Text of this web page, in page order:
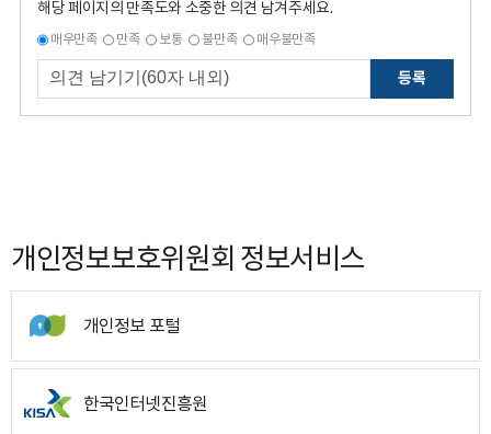
해당 페이지의 만족도와 소중한 의견 남겨주세요.
매우만족 만족 보통 불만족 매우불만족
등록
개인정보보호위원회 정보서비스
개인정보 포털
한국인터넷진흥원